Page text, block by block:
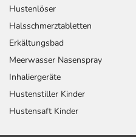
Hustenlöser
Halsschmerztabletten
Erkältungsbad
Meerwasser Nasenspray
Inhaliergeräte
Hustenstiller Kinder
Hustensaft Kinder